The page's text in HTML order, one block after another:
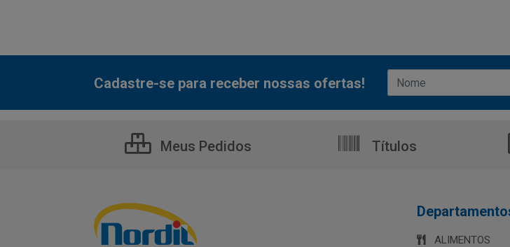
Cadastre-se para receber nossas ofertas!
Meus Pedidos Títulos
ALIMENTOS